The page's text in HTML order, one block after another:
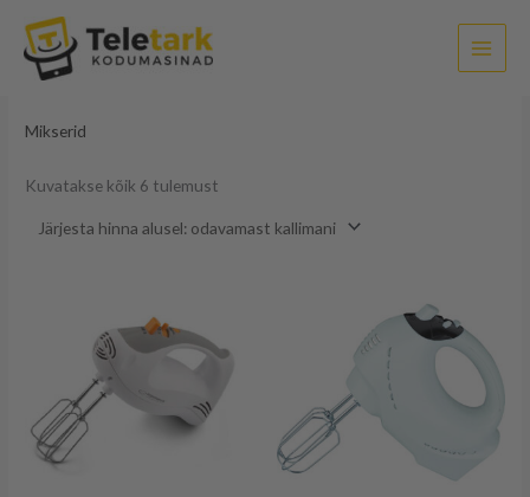
content
Mikserid
Kuvatakse kõik 6 tulemust